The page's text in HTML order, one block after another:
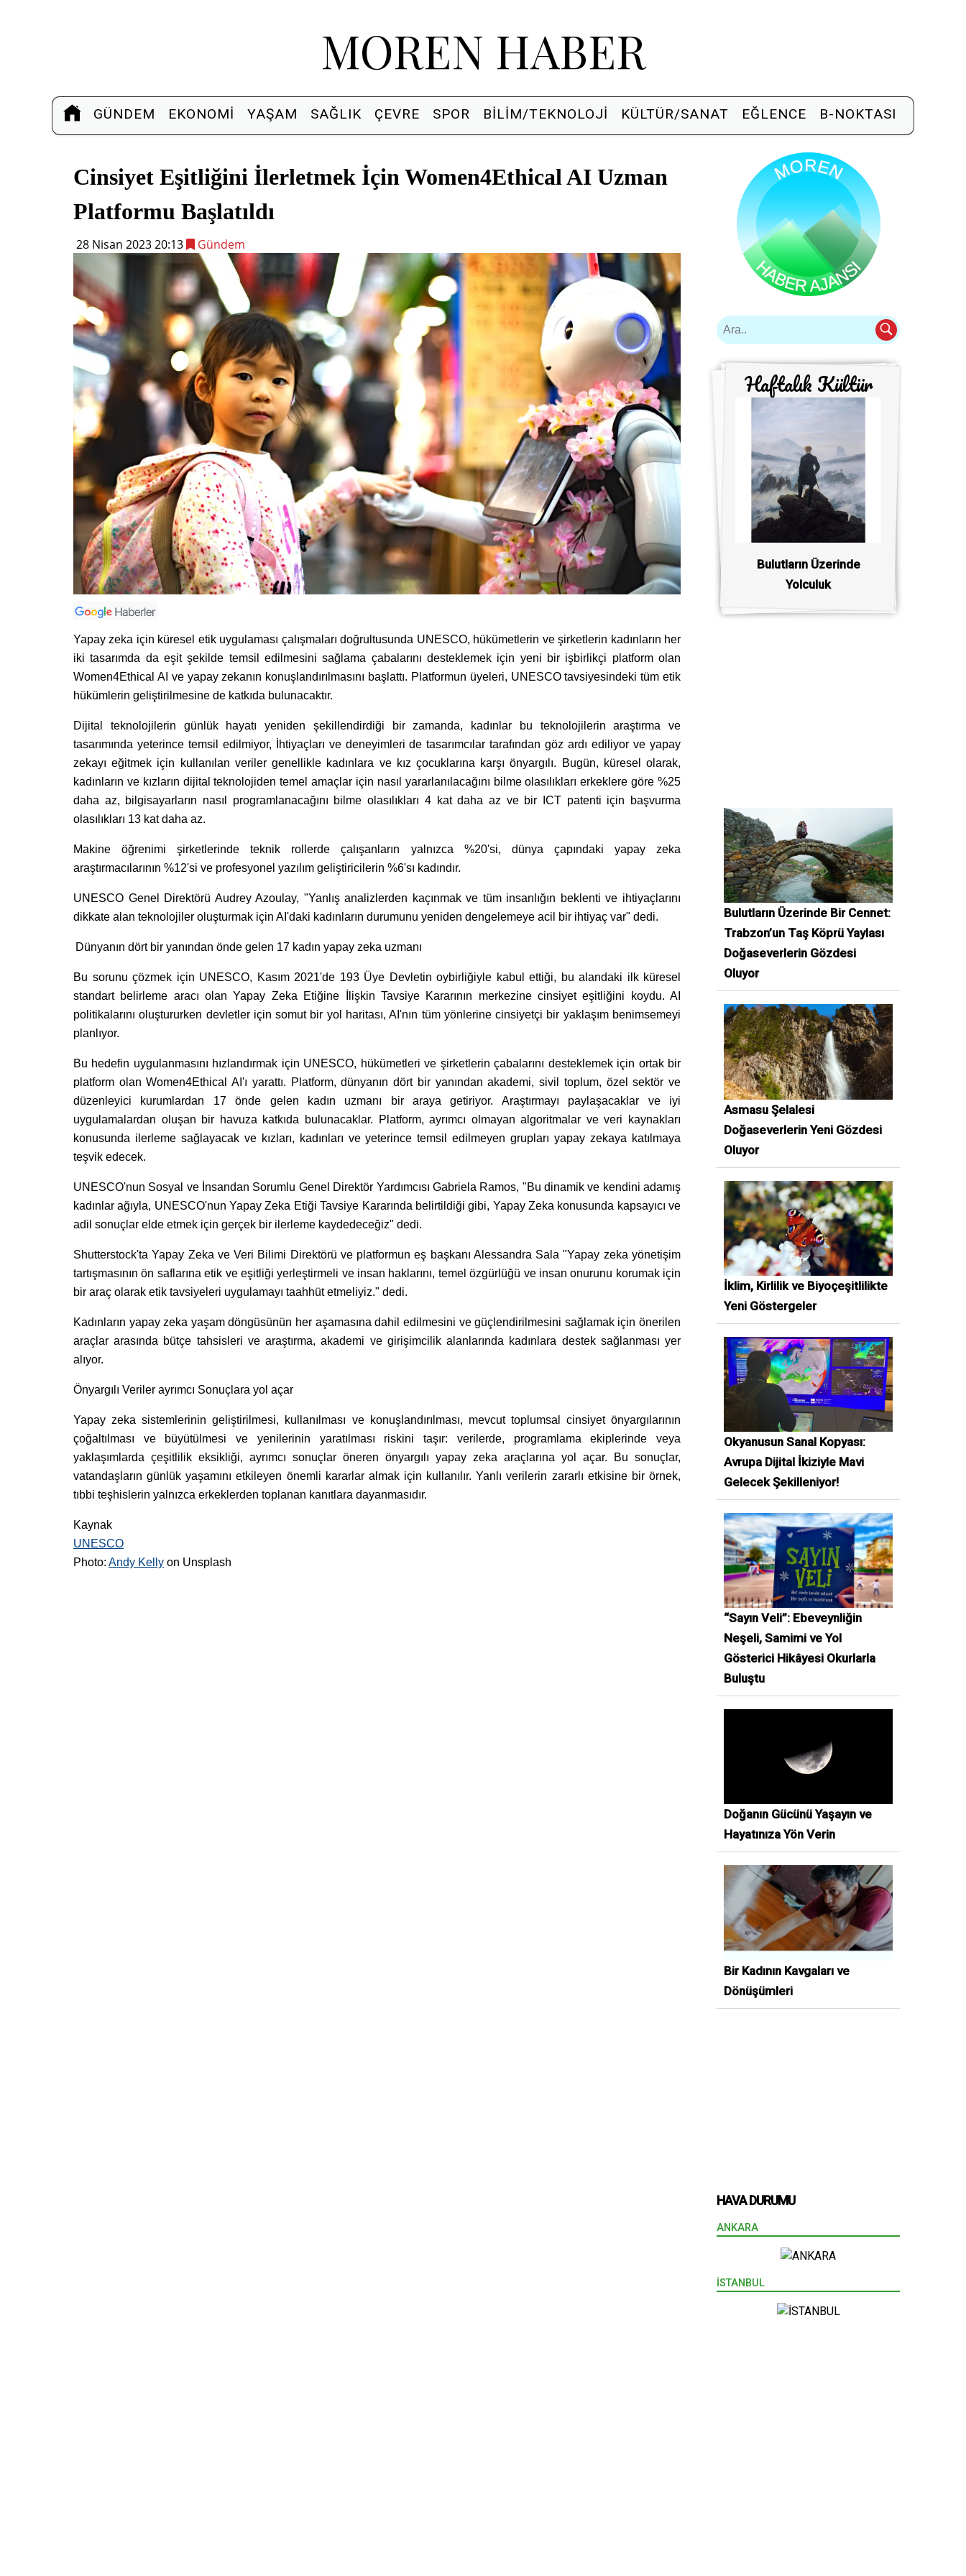
MOREN HABER
GÜNDEM EKONOMI YAŞAM SAĞLIK ÇEVRE SPOR BILIM/TEKNOLOJI KÜLTÜR/SANAT EĞLENCE B-NOKTASI
Cinsiyet Eşitliğini İlerletmek İçin Women4Ethical AI Uzman
Platformu Başlatıldı
28 Nisan 2023 20:13 Gündem
Yapay zeka için küresel etik uygulaması çalışmaları doğrultusunda UNESCO, hükümetlerin ve şirketlerin kadınların her
iki tasarımda da eşit şekilde temsil edilmesini sağlama çabalarını desteklemek için yeni bir işbirlikçi platform olan
Women4Ethical AI ve yapay zekanın konuşlandırılmasını başlattı. Platformun üyeleri, UNESCO tavsiyesindeki tüm etik
hükümlerin geliştirilmesine de katkıda bulunacaktır.
Dijital teknolojilerin günlük hayatı yeniden şekillendirdiği bir zamanda, kadınlar bu teknolojilerin araştırma ve
tasarımında yeterince temsil edilmiyor, İhtiyaçları ve deneyimleri de tasarımcılar tarafından göz ardı ediliyor ve yapay
zekayı eğitmek için kullanılan veriler genellikle kadınlara ve kız çocuklarına karşı önyargılı. Bugün, küresel olarak,
kadınların ve kızların dijital teknolojiden temel amaçlar için nasıl yararlanılacağını bilme olasılıkları erkeklere göre %25
daha az, bilgisayarların nasıl programlanacağını bilme olasılıkları 4 kat daha az ve bir ICT patenti için başvurma
olasılıkları 13 kat daha az.
Makine öğrenimi şirketlerinde teknik rollerde çalışanların yalnızca %20'si, dünya çapındaki yapay zeka
araştırmacılarının %12'si ve profesyonel yazılım geliştiricilerin %6'sı kadındır.
UNESCO Genel Direktörü Audrey Azoulay, "Yanlış analizlerden kaçınmak ve tüm insanlığın beklenti ve ihtiyaçlarını
dikkate alan teknolojiler oluşturmak için AI'daki kadınların durumunu yeniden dengelemeye acil bir ihtiyaç var" dedi.
Dünyanın dört bir yanından önde gelen 17 kadın yapay zeka uzmanı
Bu sorunu çözmek için UNESCO, Kasım 2021'de 193 Üye Devletin oybirliğiyle kabul ettiği, bu alandaki ilk küresel
standart belirleme aracı olan Yapay Zeka Etiğine İlişkin Tavsiye Kararının merkezine cinsiyet eşitliğini koydu. AI
politikalarını oluştururken devletler için somut bir yol haritası, AI'nın tüm yönlerine cinsiyetçi bir yaklaşım benimsemeyi
planlıyor.
Bu hedefin uygulanmasını hızlandırmak için UNESCO, hükümetleri ve şirketlerin çabalarını desteklemek için ortak bir
platform olan Women4Ethical AI'ı yarattı. Platform, dünyanın dört bir yanından akademi, sivil toplum, özel sektör ve
düzenleyici kurumlardan 17 önde gelen kadın uzmanı bir araya getiriyor. Araştırmayı paylaşacaklar ve iyi
uygulamalardan oluşan bir havuza katkıda bulunacaklar. Platform, ayrımcı olmayan algoritmalar ve veri kaynakları
konusunda ilerleme sağlayacak ve kızları, kadınları ve yeterince temsil edilmeyen grupları yapay zekaya katılmaya
teşvik edecek.
UNESCO'nun Sosyal ve İnsandan Sorumlu Genel Direktör Yardımcısı Gabriela Ramos, "Bu dinamik ve kendini adamış
kadınlar ağıyla, UNESCO'nun Yapay Zeka Etiği Tavsiye Kararında belirtildiği gibi, Yapay Zeka konusunda kapsayıcı ve
adil sonuçlar elde etmek için gerçek bir ilerleme kaydedeceğiz" dedi.
Shutterstock'ta Yapay Zeka ve Veri Bilimi Direktörü ve platformun eş başkanı Alessandra Sala "Yapay zeka yönetişim
tartışmasının ön saflarına etik ve eşitliği yerleştirmeli ve insan haklarını, temel özgürlüğü ve insan onurunu korumak için
bir araç olarak etik tavsiyeleri uygulamayı taahhüt etmeliyiz." dedi.
Kadınların yapay zeka yaşam döngüsünün her aşamasına dahil edilmesini ve güçlendirilmesini sağlamak için önerilen
araçlar arasında bütçe tahsisleri ve araştırma, akademi ve girişimcilik alanlarında kadınlara destek sağlanması yer
alıyor.
Önyargılı Veriler ayrımcı Sonuçlara yol açar
Yapay zeka sistemlerinin geliştirilmesi, kullanılması ve konuşlandırılması, mevcut toplumsal cinsiyet önyargılarının
çoğaltılması ve büyütülmesi ve yenilerinin yaratılması riskini taşır: verilerde, programlama ekiplerinde veya
yaklaşımlarda çeşitlilik eksikliği, ayrımcı sonuçlar öneren önyargılı yapay zeka araçlarına yol açar. Bu sonuçlar,
vatandaşların günlük yaşamını etkileyen önemli kararlar almak için kullanılır. Yanlı verilerin zararlı etkisine bir örnek,
tıbbi teşhislerin yalnızca erkeklerden toplanan kanıtlara dayanmasıdır.
Kaynak
UNESCO
Photo: Andy Kelly on Unsplash
Haftalık Kültür
Bulutların Üzerinde
Yolculuk
Bulutların Üzerinde Bir Cennet:
Trabzon’un Taş Köprü Yaylası
Doğaseverlerin Gözdesi
Oluyor
Asmasu Şelalesi
Doğaseverlerin Yeni Gözdesi
Oluyor
İklim, Kirlilik ve Biyoçeşitlilikte
Yeni Göstergeler
Okyanusun Sanal Kopyası:
Avrupa Dijital İkiziyle Mavi
Gelecek Şekilleniyor!
“Sayın Veli”: Ebeveynliğin
Neşeli, Samimi ve Yol
Gösterici Hikâyesi Okurlarla
Buluştu
Doğanın Gücünü Yaşayın ve
Hayatınıza Yön Verin
Bir Kadının Kavgaları ve
Dönüşümleri
HAVA DURUMU
ANKARA
İSTANBUL